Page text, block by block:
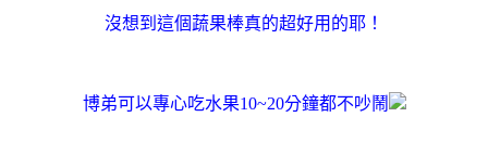
沒想到這個蔬果棒真的超好用的耶！
博弟可以專心吃水果10~20分鐘都不吵鬧